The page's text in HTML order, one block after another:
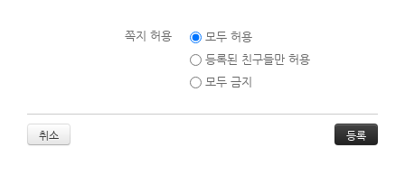
6. 부적절한 콘텐츠에 대한 조치
다른 이용자에게 불쾌감을 주는 콘텐츠 또는 게시판 성격에 맞지
통보 없이 삭제될 수 있습니다. 또한, 이러한 콘텐츠를 반복적으로
수 있습니다.
쪽지 허용
모두 허용
등록된 친구들만 허용
모두 금지
취소